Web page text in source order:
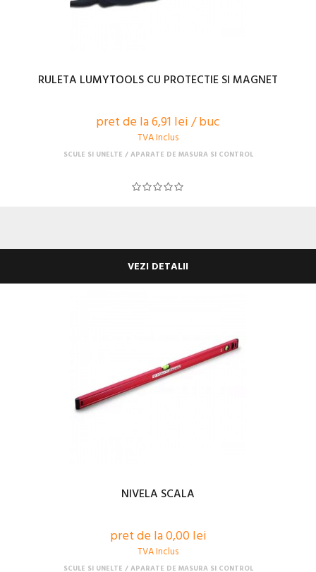
RULETA LUMYTOOLS CU PROTECTIE SI MAGNET
pret de la 6,91 lei / buc
TVA Inclus
SCULE SI UNELTE APARATE DE MASURA SI CONTROL
VEZI DETALII
NIVELA SCALA
pret de la 0,00 lei
TVA Inclus
SCULE SI UNELTE APARATE DE MASURA SI CONTROL